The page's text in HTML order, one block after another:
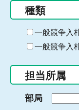
種類
一般競争入
一般競争入
担当所属
部局